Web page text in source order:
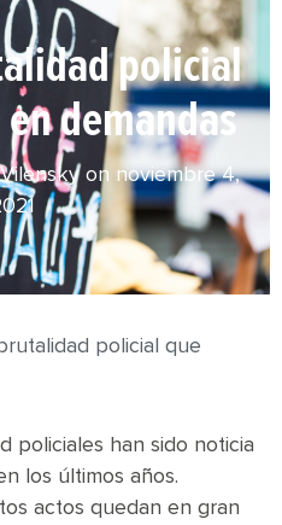
policial
demandas
on noviembre 4,
policial que
policiales han sido noticia
los últimos años.
actos quedan en gran